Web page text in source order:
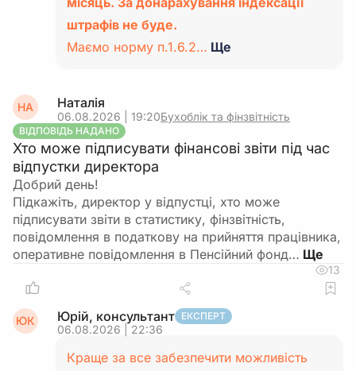
опрацювання листа.
Якщо податкова відмовляється знімати
Погодивши це із своїм інспектором,
подайте уточнюючу декларацію за 2
півріччя 2025 року з нульовими доходами
та нульовими нарахуваннями, щоб
обнулити податкові зобов’язання за
«чужий» період.
Після подання уточнення знову перевірте
інтегровану картку, аби пересвідчитися,
Ризики / нюанси
період, коли ви не були платником.Якщо їх не
штрафів не буде.
Маємо норму п.1.6.2… Ще
НА Наталія
06.08.2026 | 19:20Бухоблік та фінзвітність
ВІДПОВІДЬ НАДАНО
Хто може підписувати фінансові звіти під час
відпустки директора
Добрий день!
Підкажіть, директор у відпустці, хто може
підписувати звіти в статистику, фінзвітність,
повідомлення в податкову на прийняття працівника,
оперативне повідомлення в Пенсійний фонд…
13
ЮК Юрій, консультант ЕКСПЕРТ
06.08.2026 | 22:36
Краще за все забезпечити можливість